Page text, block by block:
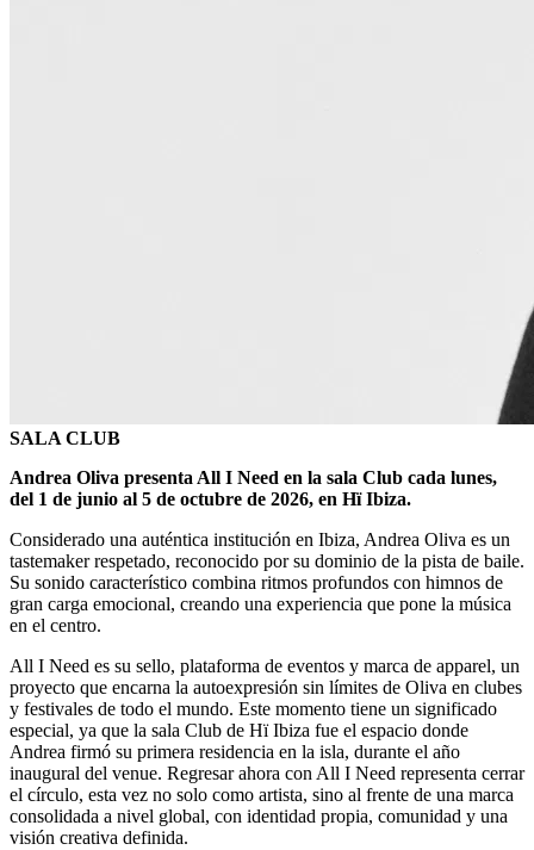
SALA CLUB
Andrea Oliva presenta All I Need en la sala Club cada lunes,
del 1 de junio al 5 de octubre de 2026, en Hï Ibiza.
Considerado una auténtica institución en Ibiza, Andrea Oliva es un
tastemaker respetado, reconocido por su dominio de la pista de baile.
Su sonido característico combina ritmos profundos con himnos de
gran carga emocional, creando una experiencia que pone la música
en el centro.
All I Need es su sello, plataforma de eventos y marca de apparel, un
proyecto que encarna la autoexpresión sin límites de Oliva en clubes
y festivales de todo el mundo. Este momento tiene un significado
especial, ya que la sala Club de Hï Ibiza fue el espacio donde
Andrea firmó su primera residencia en la isla, durante el año
inaugural del venue. Regresar ahora con All I Need representa cerrar
el círculo, esta vez no solo como artista, sino al frente de una marca
consolidada a nivel global, con identidad propia, comunidad y una
visión creativa definida.